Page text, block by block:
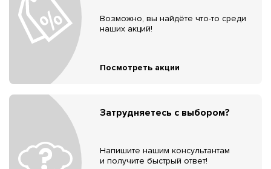
Возможно, вы найдёте что-то среди
наших акций!
Посмотреть акции
Затрудняетесь с выбором?
Напишите нашим консультантам
и получите быстрый ответ!